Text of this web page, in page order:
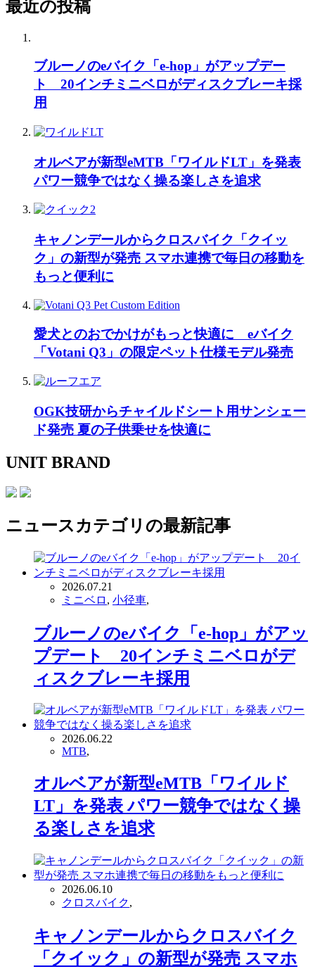
最近の投稿
ブルーノのeバイク「e-hop」がアップデー
ト 20インチミニベロがディスクブレーキ採
用
オルベアが新型eMTB「ワイルドLT」を発表
パワー競争ではなく操る楽しさを追求
キャノンデールからクロスバイク「クイッ
ク」の新型が発売 スマホ連携で毎日の移動を
もっと便利に
愛犬とのおでかけがもっと快適に eバイク
「Votani Q3」の限定ペット仕様モデル発売
OGK技研からチャイルドシート用サンシェー
ド発売 夏の子供乗せを快適に
UNIT BRAND
ニュース カテゴリの最新記事
2026.07.21
ミニベロ , 小径車,
ブルーノのeバイク「e-hop」がアッ
プデート 20インチミニベロがデ
ィスクブレーキ採用
2026.06.22
MTB,
オルベアが新型eMTB「ワイルド
LT」を発表 パワー競争ではなく操
る楽しさを追求
2026.06.10
クロスバイク,
キャノンデールからクロスバイク
「クイック」の新型が発売 スマホ